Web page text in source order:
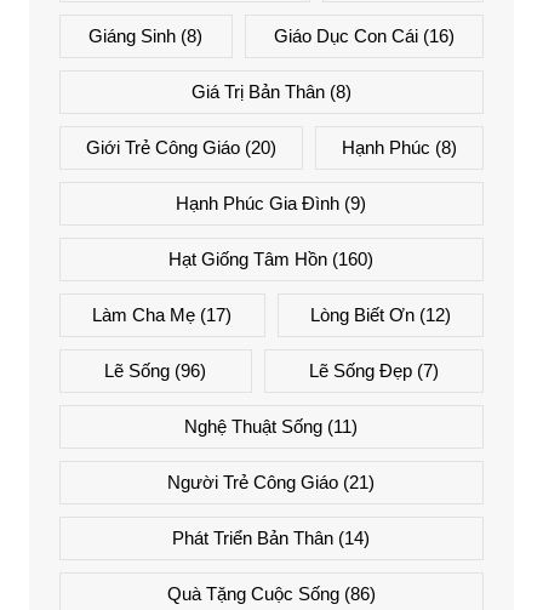
Giáng Sinh (8) Giáo Dục Con Cái(16)
Giá Trị Bản Thân(8)
Giới Trẻ Công Giáo(20) Hạnh Phúc (8)
Hạnh Phúc Gia Đình (9)
Hạt Giống Tâm Hồn (160)
Làm Cha Mẹ (17) Lòng Biết Ơn(12)
Lẽ Sống (96) Lẽ Sống Đẹp(7)
Nghệ Thuật Sống (11)
Người Trẻ Công Giáo (21)
Phát Triển Bản Thân (14)
Quà Tặng Cuộc Sống(86)